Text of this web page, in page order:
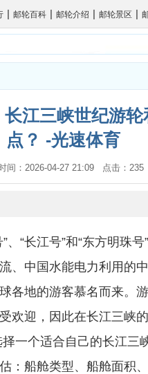
| 邮轮百科 | 邮轮介绍 | 邮轮景区 |
江三峡世纪游
点？ -光速体育
间：2026-04-27 21:09 点击：
“长江号”和“东方明珠
、中国水能电力利用的
各地的游客慕名而来。
欢迎，因此在长江三峡
一个适合自己的长江三
：船舱类型、船舱面积